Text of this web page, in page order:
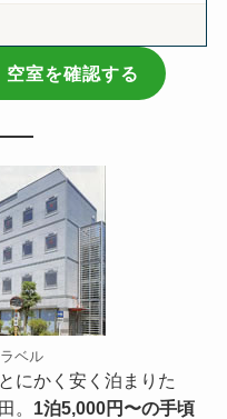
室を確認する
ベル
にかく安く泊まりた
。 1泊5,000円〜の手頃